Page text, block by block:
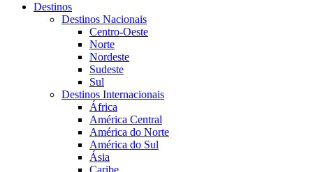
Destinos
Destinos Nacionais
Centro-Oeste
Norte
Nordeste
Sudeste
Sul
Destinos Internacionais
África
América Central
América do Norte
América do Sul
Ásia
Caribe